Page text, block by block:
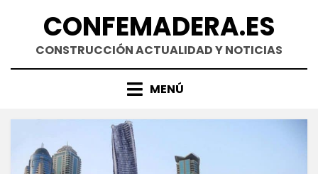
contenidoCONFEMADERA.ES
CONSTRUCCIÓN ACTUALIDAD Y NOTICIAS
MENÚ